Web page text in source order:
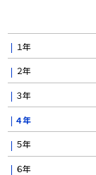
１年
２年
３年
４年
５年
６年